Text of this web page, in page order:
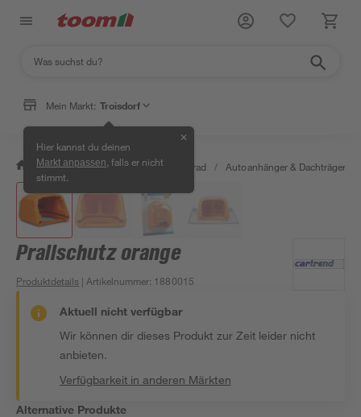
Mein Markt: Troisdorf
Hier kannst du deinen
Markt anpassen , falls er nicht
stimmt.
✕
/ Garten & Freizeit / Auto & Fahrrad / Autoanhänger & Dachträger
Prallschutz orange
Produktdetails | Artikelnummer: 1880015
Aktuell nicht verfügbar
Wir können dir dieses Produkt zur Zeit leider nicht
anbieten.
Verfügbarkeit in anderen Märkten
Alternative Produkte